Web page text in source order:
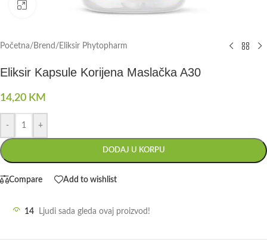
Click to enlarge
Početna/ Brend / Eliksir Phytopharm
Eliksir Kapsule Korijena Maslačka A30
14,20 KM
- +
DODAJ U KORPU
Compare Add to wishlist
14 Ljudi sada gleda ovaj proizvod!